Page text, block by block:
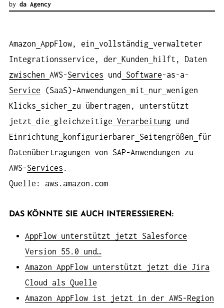
by da Agency
Amazon AppFlow, ein vollständig verwalteter
Integrationsservice, der Kunden
hilft, Daten
zwischen AWS-Services und Software-as-a-
Service (SaaS)-Anwendungen mit nur wenigen
Klicks
sicher
zu übertragen, unterstützt
jetzt die gleichzeitige Verarbeitung und
Einrichtung
konfigurierbarer Seitengrößen
für
Datenübertragungen von SAP-Anwendungen
zu
AWS-Services .
Quelle: aws.amazon.com
DAS KÖNNTE SIE AUCH INTERESSIEREN:
AppFlow unterstützt jetzt Salesforce
Version 55.0 und…
Amazon AppFlow unterstützt jetzt die Jira
Cloud als Quelle
Amazon AppFlow ist jetzt in der AWS-Region